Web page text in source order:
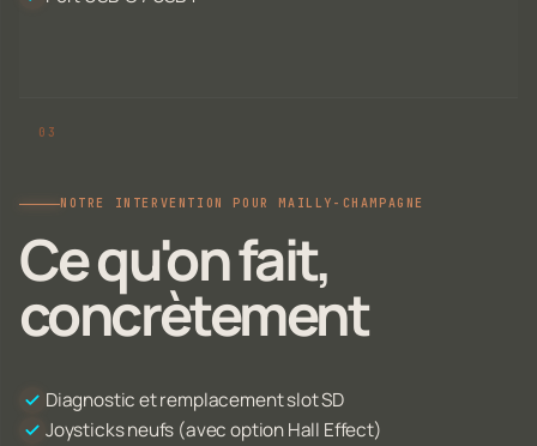
NOTRE INTERVENTION POUR MAILLY-CHAMPAGNE
Ce qu'on fait,
concrètement
Diagnostic et remplacement slot SD
Joysticks neufs (avec option Hall Effect)